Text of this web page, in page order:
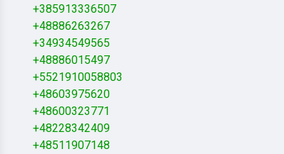
+385913336507
+48886263267
+34934549565
+48886015497
+5521910058803
+48603975620
+48600323771
+48228342409
+48511907148